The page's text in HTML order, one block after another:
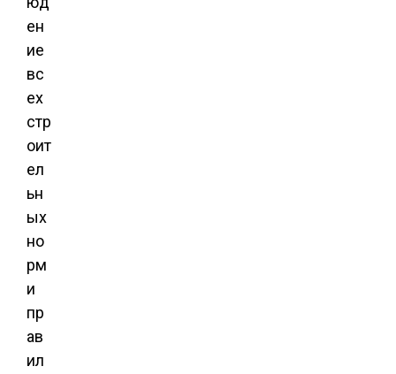
ен
ие
вс
ех
стр
оит
ел
ьн
ых
но
рм
и
пр
ав
ил